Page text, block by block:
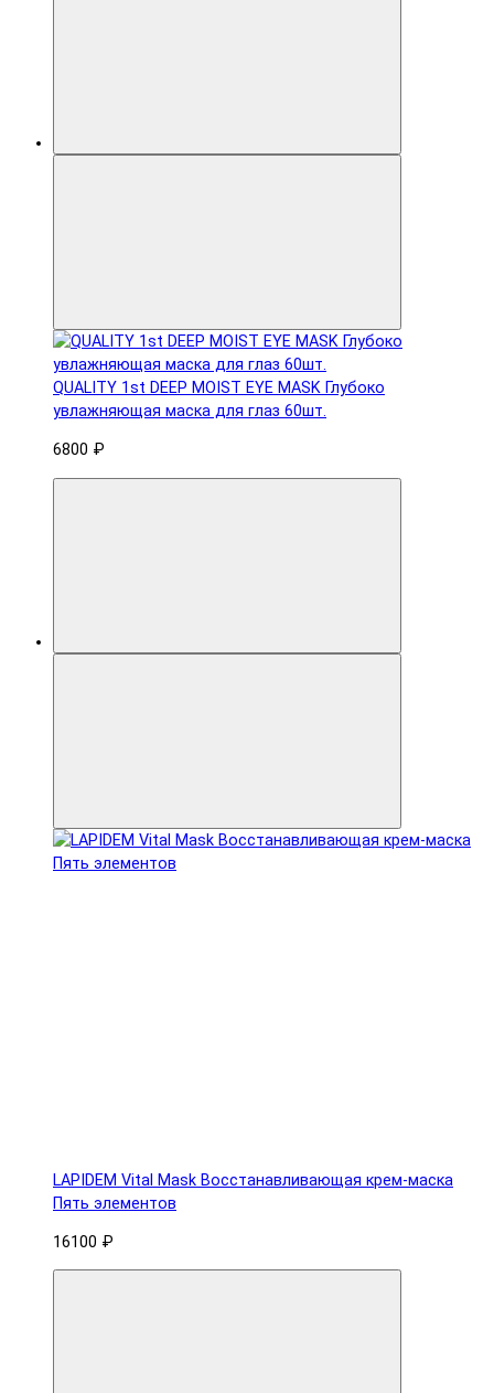
QUALITY 1st DEEP MOIST EYE MASK Глубоко
увлажняющая маска для глаз 60шт.
6800 ₽
LAPIDEM Vital Mask Восстанавливающая крем-маска
Пять элементов
16100 ₽